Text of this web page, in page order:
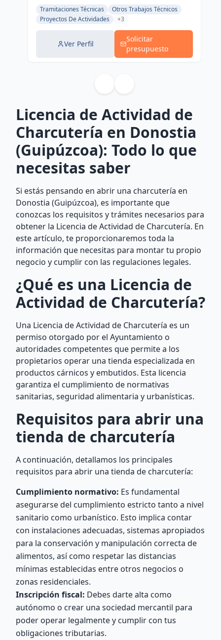
ESPAÑA, España
Tramitaciones Técnicas
Otros Trabajos Técnicos
Proyectos De Actividades
+3
Ver Perfil
Solicitar
presupuesto
Licencia de Actividad de
Charcutería en Donostia
(Guipúzcoa): Todo lo que
necesitas saber
Si estás pensando en abrir una charcutería en
Donostia (Guipúzcoa), es importante que
conozcas los requisitos y trámites necesarios para
obtener la Licencia de Actividad de Charcutería. En
este artículo, te proporcionaremos toda la
información que necesitas para montar tu propio
negocio y cumplir con las regulaciones legales.
¿Qué es una Licencia de
Actividad de Charcutería?
Una Licencia de Actividad de Charcutería es un
permiso otorgado por el Ayuntamiento o
autoridades competentes que permite a los
propietarios operar una tienda especializada en
productos cárnicos y embutidos. Esta licencia
garantiza el cumplimiento de normativas
sanitarias, seguridad alimentaria y urbanísticas.
Requisitos para abrir una
tienda de charcutería
A continuación, detallamos los principales
requisitos para abrir una tienda de charcutería:
Cumplimiento normativo: Es fundamental
asegurarse del cumplimiento estricto tanto a nivel
sanitario como urbanístico. Esto implica contar
con instalaciones adecuadas, sistemas apropiados
para la conservación y manipulación correcta de
alimentos, así como respetar las distancias
mínimas establecidas entre otros negocios o
zonas residenciales.
Inscripción fiscal: Debes darte alta como
autónomo o crear una sociedad mercantil para
poder operar legalmente y cumplir con tus
obligaciones tributarias.